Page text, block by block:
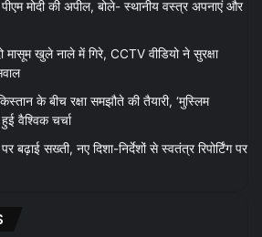
पीएम मोदी की अपील, बोले- स्थानीय वस्त्र अपनाएं और
मासूम खुले नाले में गिरे, CCTV वीडियो ने सुरक्षा
के बीच रक्षा समझौते की तैयारी, ‘मुस्लिम
वैश्विक चर्चा
बढ़ाई सख्ती, नए दिशा-निर्देशों से स्वतंत्र रिपोर्टिंग पर